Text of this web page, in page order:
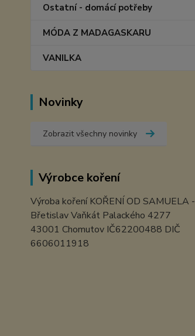
Ostatní - domácí potřeby
MÓDA Z MADAGASKARU
VANILKA
Novinky
Zobrazit všechny novinky
Výrobce koření
Výroba koření KOŘENÍ OD SAMUELA -
Břetislav Vaňkát Palackého 4277
43001 Chomutov IČ62200488 DIČ
6606011918